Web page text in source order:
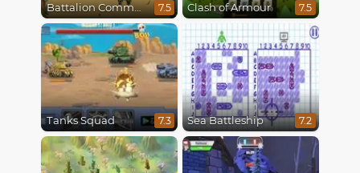
Battalion Commander 7.5 Clash of Armour 7.5
Tanks Squad 7.3 Sea Battleship 7.2